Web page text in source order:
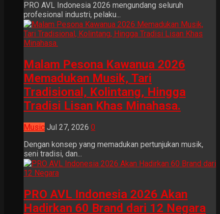
PRO AVL Indonesia 2026 mengundang seluruh
profesional industri, pelaku...
Malam Pesona Kawanua 2026
Memadukan Musik, Tari
Tradisional, Kolintang, Hingga
Tradisi Lisan Khas Minahasa.
Music Jul 27, 2026 0
Dengan konsep yang memadukan pertunjukan musik,
seni tradisi, dan...
PRO AVL Indonesia 2026 Akan
Hadirkan 60 Brand dari 12 Negara